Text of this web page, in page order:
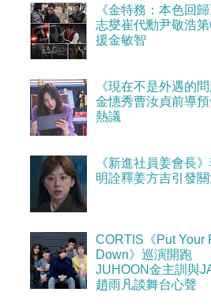
《金特務：本色回
志燮崔代勳尹敬浩
援金敏智
《現在不是外遇的問
金憓秀曹汝貞前導
熱議
《新進社員姜會長
明詮釋姜方吉引發關
CORTIS《Put Your
Down》巡演開跑
JUHOON金主訓與
趙雨凡談舞台心聲